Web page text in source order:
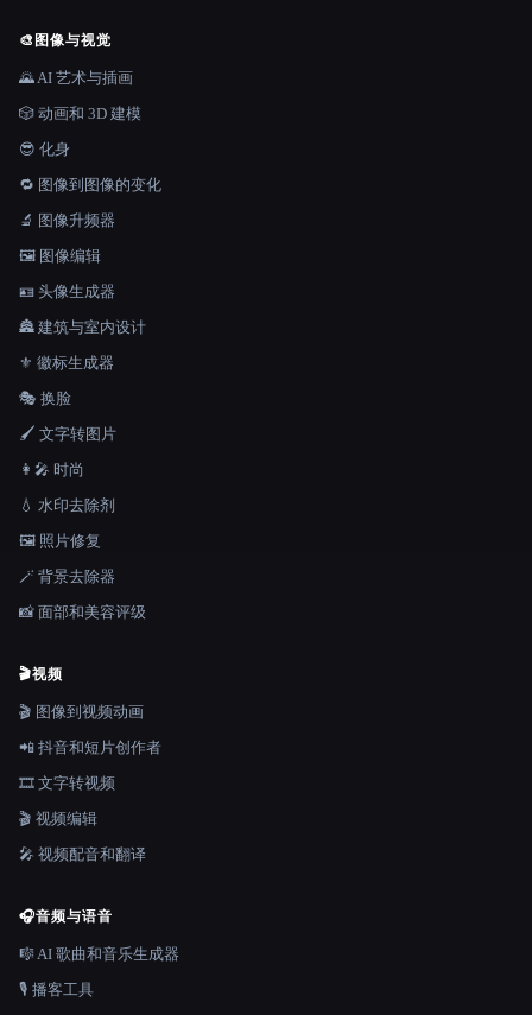
🎨 图像与视觉
🌄 AI 艺术与插画
🎲 动画和 3D 建模
😎 化身
🔁 图像到图像的变化
🔬 图像升频器
🖼️ 图像编辑
🪪 头像生成器
🏯 建筑与室内设计
⚜️ 徽标生成器
🎭 换脸
🖌️ 文字转图片
👩‍🎤 时尚
💧 水印去除剂
🖼️ 照片修复
🪄 背景去除器
📸 面部和美容评级
🎬视频
🎬 图像到视频动画
📲 抖音和短片创作者
🎞️ 文字转视频
🎬 视频编辑
🎤 视频配音和翻译
🎧音频与语音
🎼 AI 歌曲和音乐生成器
🎙️ 播客工具